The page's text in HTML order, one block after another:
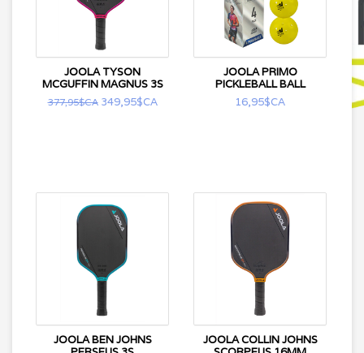
JOOLA TYSON
MCGUFFIN MAGNUS 3S
377,95$CA349,95$CA
JOOLA PRIMO
PICKLEBALL BALL
16,95$CA
JOOLA BEN JOHNS
JOOLA COLLIN JOHNS